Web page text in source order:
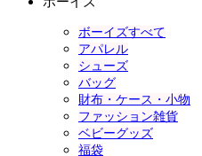
ボーイズすべて
アパレル
シューズ
バッグ
財布・ケース・小物
ファッション雑貨
ベビーグッズ
福袋